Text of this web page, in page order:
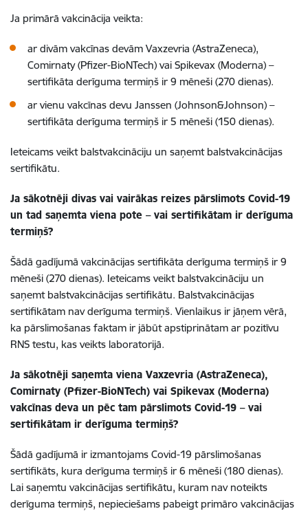
Ja primārā vakcinācija veikta:
ar divām vakcīnas devām Vaxzevria (AstraZeneca),
Comirnaty (Pfizer-BioNTech) vai Spikevax (Moderna) –
sertifikāta derīguma termiņš ir 9 mēneši (270 dienas).
ar vienu vakcīnas devu Janssen (Johnson&Johnson) –
sertifikāta derīguma termiņš ir 5 mēneši (150 dienas).
Ieteicams veikt balstvakcināciju un saņemt balstvakcinācijas
sertifikātu.
Ja sākotnēji divas vai vairākas reizes pārslimots Covid-19
un tad saņemta viena pote – vai sertifikātam ir derīguma
termiņš?
Šādā gadījumā vakcinācijas sertifikāta derīguma termiņš ir 9
mēneši (270 dienas). Ieteicams veikt balstvakcināciju un
saņemt balstvakcinācijas sertifikātu. Balstvakcinācijas
sertifikātam nav derīguma termiņš. Vienlaikus ir jāņem vērā,
ka pārslimošanas faktam ir jābūt apstiprinātam ar pozitīvu
RNS testu, kas veikts laboratorijā.
Ja sākotnēji saņemta viena Vaxzevria (AstraZeneca),
Comirnaty (Pfizer-BioNTech) vai Spikevax (Moderna)
vakcīnas deva un pēc tam pārslimots Covid-19 – vai
sertifikātam ir derīguma termiņš?
Šādā gadījumā ir izmantojams Covid-19 pārslimošanas
sertifikāts, kura derīguma termiņš ir 6 mēneši (180 dienas).
Lai saņemtu vakcinācijas sertifikātu, kuram nav noteikts
derīguma termiņš, nepieciešams pabeigt primāro vakcinācijas